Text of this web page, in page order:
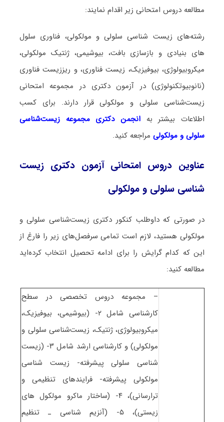
مطالعه دروس امتحانی زیر اقدام نمایند:
رشته‌های زیست شناسی سلولی و مولکولی، فناوری سلول
های بنیادی و بازسازی بافت، بیوشیمی، ژنتیک مولکولی،
میکروبیولوژی، بیوفیزیک، زیست فناوری، و ریززیست فناوری
(نانوبیوتکنولوژی) در آزمون دکتری در مجموعه امتحانی
زیست‌شناسی سلولی و مولکولی قرار دارند. برای کسب
اطلاعات بیشتر به انجمن دکتری مجموعه زیست‌شناسی
سلولی و مولکولیمراجعه کنید.
عناوین دروس امتحانی آزمون دکتری زیست‌
شناسی سلولی و مولکولی
در صورتی که داوطلب کنکور دکتری زیست‌شناسی سلولی و
مولکولی هستید، لازم است تمامی سرفصل‌های زیر را فارغ از
این که کدام گرایش را برای ادامه تحصیل انتخاب کرده‌اید
مطالعه کنید:
– مجموعه دروس تخصصی در سطح
کارشناسی شامل ۲- (بیوشیمی، بیوفیزیک،
میکروبیولوژی، ژنتیک، زیست‌شناسی سلولی و
مولکولی) و کارشناسی ارشد شامل ۳- (زیست
شناسی سلولی پیشرفته- زیست شناسی
مولکولی پیشرفته- فرایندهای تنظیمی و
ترارسانی)، ۴- (ساختار ماکرو مولکول های
زیستی)، ۵- (آنزیم شناسی ـ تنظیم